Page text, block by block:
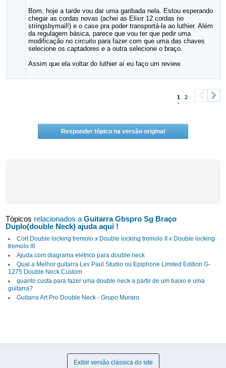
Bom, hoje a tarde vou dar uma garibada nela. Estou esperando
chegar as cordas novas (achei as Elixir 12 cordas no
stringsbymail!) e o case pra poder transportá-la ao luthier. Além
da regulagem básica, parece que vou ter que pedir uma
modificação no circuito para fazer com que uma das chaves
selecione os captadores e a outra selecione o braço.
Assim que ela voltar do luthier aí eu faço um review.
1 2
Responder tópico na versão original
Tópicos relacionados aGuitarra Gbspro Sg Braço
Duplo(double Neck) ajuda aqui !
Cort Double locking tremolo x Double locking tremolo II x Double locking
tremolo III
Ajuda com diagrama elétrico para double neck
Qual a Melhor guitarra Les Paul Studio ou Epiphone Limited Edition G-
1275 Double Neck Custom
quanto custa para fazer uma double neck a partir de um baixo e uma
guitarra?
Guitarra Art Pro Double Neck - Grupo Muraro
Exibir versão clássica do site